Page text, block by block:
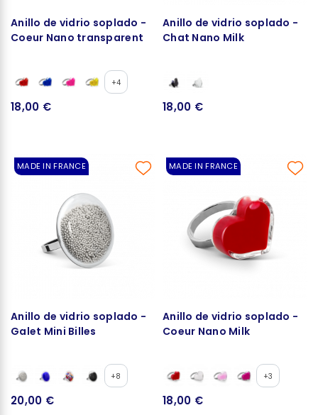
Anillo de vidrio soplado -
Coeur Nano transparent
+4
18,00 €
Anillo de vidrio soplado -
Chat Nano Milk
18,00 €
MADE IN FRANCE
Anillo de vidrio soplado -
Galet Mini Billes
+8
20,00 €
MADE IN FRANCE
Anillo de vidrio soplado -
Coeur Nano Milk
+3
18,00 €